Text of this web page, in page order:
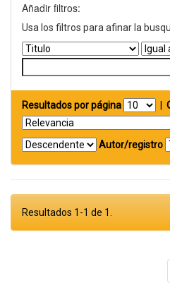
Añadir filtros:
Usa los filtros para afinar la
Resultados por página
Autor/registro
Resultados 1-1 de 1.